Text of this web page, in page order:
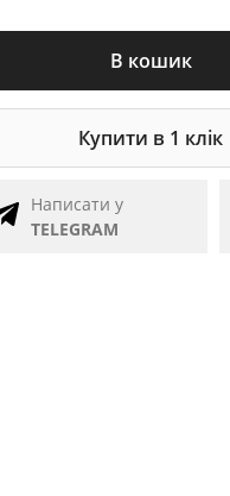
В кошик
Купити в 1 клік
Написати у
TELEGRAM